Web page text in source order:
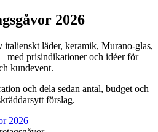
2026
italienskt läder, keramik, Murano-glas,
prisindikationer och idéer för
kundevent.
och dela sedan antal, budget och
förslag.
2026